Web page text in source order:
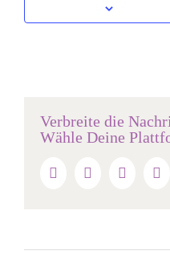
Verbreite die
Wähle Deine
FacebookTwitter Linkedin